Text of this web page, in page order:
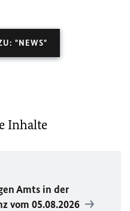
"NEWS"
Inhalte
Amts in der
vom 05.08.2026